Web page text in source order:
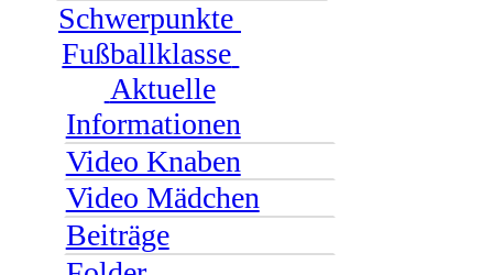
Schwerpunkte
Fußballklasse
Aktuelle
Informationen
Video Knaben
Video Mädchen
Beiträge